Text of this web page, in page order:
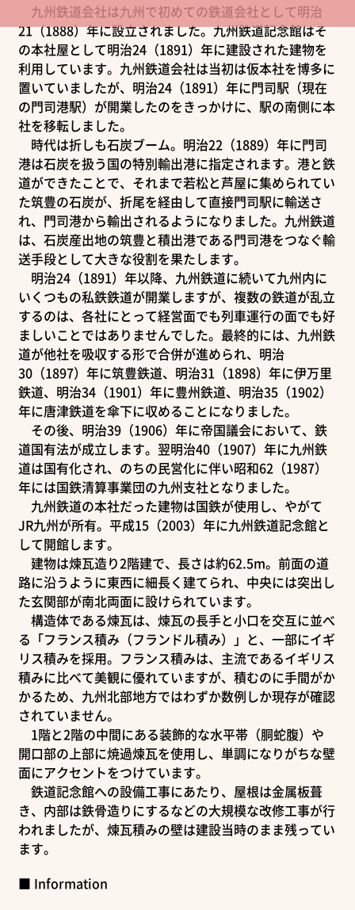
九州鉄道会社は九州で初めての鉄道会社として明治
21（1888）年に設立されました。九州鉄道記念館はそ
の本社屋として明治24（1891）年に建設された建物を
利用しています。九州鉄道会社は当初は仮本社を博多に
置いていましたが、明治24（1891）年に門司駅（現在
の門司港駅）が開業したのをきっかけに、駅の南側に本
社を移転しました。
時代は折しも石炭ブーム。明治22（1889）年に門司
港は石炭を扱う国の特別輸出港に指定されます。港と鉄
道ができたことで、それまで若松と芦屋に集められてい
た筑豊の石炭が、折尾を経由して直接門司駅に輸送さ
れ、門司港から輸出されるようになりました。九州鉄道
は、石炭産出地の筑豊と積出港である門司港をつなぐ輸
送手段として大きな役割を果たします。
明治24（1891）年以降、九州鉄道に続いて九州内に
いくつもの私鉄鉄道が開業しますが、複数の鉄道が乱立
するのは、各社にとって経営面でも列車運行の面でも好
ましいことではありませんでした。最終的には、九州鉄
道が他社を吸収する形で合併が進められ、明治
30（1897）年に筑豊鉄道、明治31（1898）年に伊万里
鉄道、明治34（1901）年に豊州鉄道、明治35（1902）
年に唐津鉄道を傘下に収めることになりました。
その後、明治39（1906）年に帝国議会において、鉄
道国有法が成立します。翌明治40（1907）年に九州鉄
道は国有化され、のちの民営化に伴い昭和62（1987）
年には国鉄清算事業団の九州支社となりました。
九州鉄道の本社だった建物は国鉄が使用し、やがて
JR九州が所有。平成15（2003）年に九州鉄道記念館と
して開館します。
建物は煉瓦造り2階建で、長さは約62.5m。前面の道
路に沿うように東西に細長く建てられ、中央には突出し
た玄関部が南北両面に設けられています。
構造体である煉瓦は、煉瓦の長手と小口を交互に並べ
る「フランス積み（フランドル積み）」と、一部にイギ
リス積みを採用。フランス積みは、主流であるイギリス
積みに比べて美観に優れていますが、積むのに手間がか
かるため、九州北部地方ではわずか数例しか現存が確認
されていません。
1階と2階の中間にある装飾的な水平帯（胴蛇腹）や
開口部の上部に焼過煉瓦を使用し、単調になりがちな壁
面にアクセントをつけています。
鉄道記念館への設備工事にあたり、屋根は金属板葺
き、内部は鉄骨造りにするなどの大規模な改修工事が行
われましたが、煉瓦積みの壁は建設当時のまま残ってい
ます。
■ Information